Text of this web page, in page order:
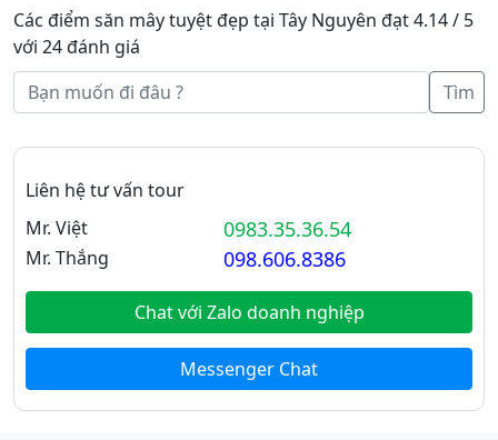
Các điểm săn mây tuyệt đẹp tại Tây Nguyên đạt 4.14 / 5
với 24 đánh giá
Tìm
Liên hệ tư vấn tour
Mr. Việt
0983.35.36.54
Mr. Thắng 098.606.8386
Chat với Zalo doanh nghiệp
Messenger Chat